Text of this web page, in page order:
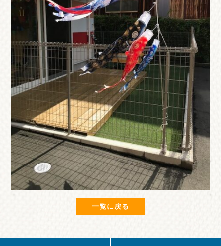
一覧に戻る